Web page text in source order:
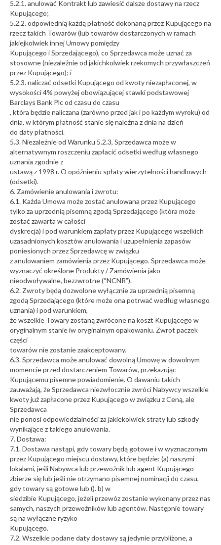
5.2.1. anulować Kontrakt lub zawiesić dalsze dostawy na rzecz
Kupującego;
5.2.2. odpowiednią każdą płatność dokonaną przez Kupującego na
rzecz takich Towarów (lub towarów dostarczonych w ramach
jakiejkolwiek innej Umowy pomiędzy
Kupującego i Sprzedającego), co Sprzedawca może uznać za
stosowne (niezależnie od jakichkolwiek rzekomych przywłaszczeń
przez Kupującego); i
5.2.3. naliczać odsetki Kupującego od kwoty niezapłaconej, w
wysokości 4% powyżej obowiązującej stawki podstawowej
Barclays Bank Plc od czasu do czasu
, która będzie naliczana (zarówno przed jak i po każdym wyroku) od
dnia, w którym płatność stanie się należna z dnia na dzień
do daty płatności.
5.3. Niezależnie od Warunku 5.2.3, Sprzedawca może w
alternatywnym roszczeniu zapłacić odsetki według własnego
uznania zgodnie z
ustawą z 1998 r. O opóźnieniu spłaty wierzytelności handlowych
(odsetki).
6. Zamówienie anulowania i zwrotu:
6.1. Każda Umowa może zostać anulowana przez Kupującego
tylko za uprzednią pisemną zgodą Sprzedającego (która może
zostać zawarta w całości
dyskrecja) i pod warunkiem zapłaty przez Kupującego wszelkich
uzasadnionych kosztów anulowania i uzupełnienia zapasów
poniesionych przez Sprzedawcę w związku
z anulowaniem zamówienia przez Kupującego. Sprzedawca może
wyznaczyć określone Produkty / Zamówienia jako
nieodwoływalne, bezzwrotne (“NCNR”).
6.2. Zwroty będą dozwolone wyłącznie za uprzednią pisemną
zgodą Sprzedającego (które może ona potrwać według własnego
uznania) i pod warunkiem,
że wszelkie Towary zostaną zwrócone na koszt Kupującego w
oryginalnym stanie iw oryginalnym opakowaniu. Zwrot paczek
części
towarów nie zostanie zaakceptowany.
6.3. Sprzedawca może anulować dowolną Umowę w dowolnym
momencie przed dostarczeniem Towarów, przekazując
Kupującemu pisemne powiadomienie. O dawaniu takich
zauważają, że Sprzedawca niezwłocznie zwróci Nabywcy wszelkie
kwoty już zapłacone przez Kupującego w związku z Ceną, ale
Sprzedawca
nie ponosi odpowiedzialności za jakiekolwiek straty lub szkody
wynikające z takiego anulowania.
7. Dostawa:
7.1. Dostawa nastąpi, gdy towary będą gotowe i w wyznaczonym
przez Kupującego miejscu dostawy, które będzie: (a) naszymi
lokalami, jeśli Nabywca lub przewoźnik lub agent Kupującego
zbierze się lub jeśli nie otrzymano pisemnej nominacji do czasu,
gdy towary są gotowe lub (). b) w
siedzibie Kupującego, jeżeli przewóz zostanie wykonany przez nas
samych, naszych przewoźników lub agentów. Następnie towary
są na wyłączne ryzyko
Kupującego.
7.2. Wszelkie podane daty dostawy są jedynie przybliżone, a